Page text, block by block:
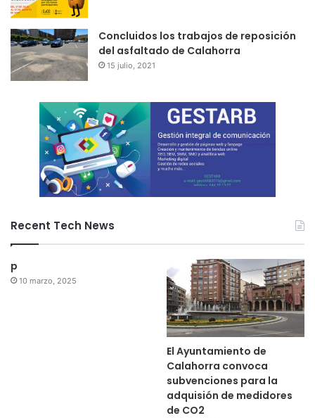
Concluidos los trabajos de reposición
del asfaltado de Calahorra
15 julio, 2021
Recent Tech News
p
10 marzo, 2025
El Ayuntamiento de
Calahorra convoca
subvenciones para la
adquisión de medidores
de CO2